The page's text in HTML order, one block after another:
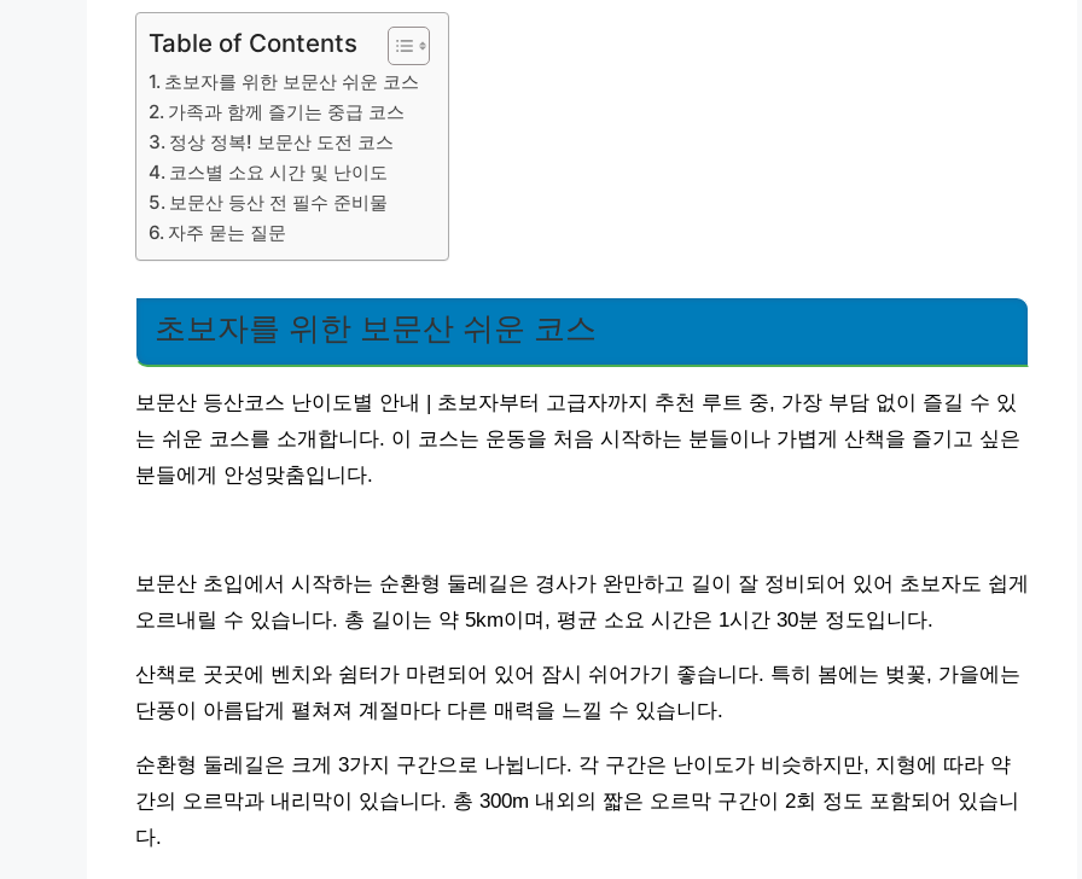
Table of Contents
초보자를 위한 보문산 쉬운 코스
가족과 함께 즐기는 중급 코스
정상 정복! 보문산 도전 코스
코스별 소요 시간 및 난이도
보문산 등산 전 필수 준비물
자주 묻는 질문
초보자를 위한 보문산 쉬운 코스
보문산 등산코스 난이도별 안내 | 초보자부터 고급자까지 추천 루트 중, 가장 부담 없이 즐길 수 있
는 쉬운 코스를 소개합니다. 이 코스는 운동을 처음 시작하는 분들이나 가볍게 산책을 즐기고 싶은
분들에게 안성맞춤입니다.
보문산 초입에서 시작하는 순환형 둘레길은 경사가 완만하고 길이 잘 정비되어 있어 초보자도 쉽게
오르내릴 수 있습니다. 총 길이는 약 5km이며, 평균 소요 시간은 1시간 30분 정도입니다.
산책로 곳곳에 벤치와 쉼터가 마련되어 있어 잠시 쉬어가기 좋습니다. 특히 봄에는 벚꽃, 가을에는
단풍이 아름답게 펼쳐져 계절마다 다른 매력을 느낄 수 있습니다.
순환형 둘레길은 크게 3가지 구간으로 나뉩니다. 각 구간은 난이도가 비슷하지만, 지형에 따라 약
간의 오르막과 내리막이 있습니다. 총 300m 내외의 짧은 오르막 구간이 2회 정도 포함되어 있습니
다.